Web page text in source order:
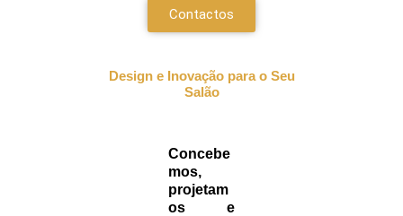
Contactos
Design e Inovação para o Seu
Salão
Concebe
mos,
projetam
os e